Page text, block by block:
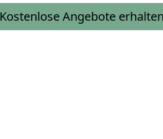
Kostenlose Angebote erhalten